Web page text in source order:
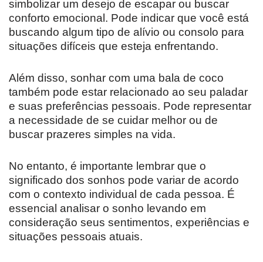
simbolizar um desejo de escapar ou buscar
conforto emocional. Pode indicar que você está
buscando algum tipo de alívio ou consolo para
situações difíceis que esteja enfrentando.
Além disso, sonhar com uma bala de coco
também pode estar relacionado ao seu paladar
e suas preferências pessoais. Pode representar
a necessidade de se cuidar melhor ou de
buscar prazeres simples na vida.
No entanto, é importante lembrar que o
significado dos sonhos pode variar de acordo
com o contexto individual de cada pessoa. É
essencial analisar o sonho levando em
consideração seus sentimentos, experiências e
situações pessoais atuais.